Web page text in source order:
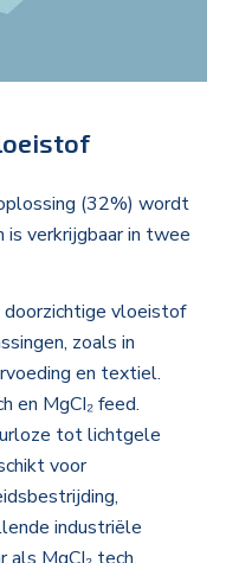
(32%) wordt
is verkrijgbaar in twee
doorzichtige vloeistof
zoals in
en textiel.
en MgCI₂ feed.
tot lichtgele
voor
industriële